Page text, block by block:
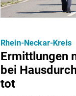
Ermittlungen
bei
tot
Rhein-Neckar-Kreis